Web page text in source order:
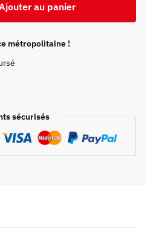
au panier
métropolitaine !
sécurisés